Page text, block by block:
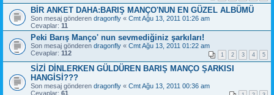
BİR ANKET DAHA:BARIŞ MANÇO'NUN EN GÜZEL ALBÜMÜ
Son mesaj gönderen dragonfly « Cmt Ağu 13, 2011 01:26 am
Cevaplar: 11
Peki Barış Manço' nun sevmediğiniz şarkıları!
Son mesaj gönderen dragonfly « Cmt Ağu 13, 2011 01:22 am
Cevaplar: 112 1 2 3 4 5
SİZİ DİNLERKEN GÜLDÜREN BARIŞ MANÇO ŞARKISI
HANGİSİ???
Son mesaj gönderen dragonfly « Cmt Ağu 13, 2011 00:36 am
Cevaplar: 61